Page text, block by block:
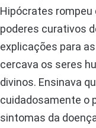
Hipócrates rompeu
poderes curativos
explicações para
cercava os seres
divinos. Ensinava
cuidadosamente o
sintomas da